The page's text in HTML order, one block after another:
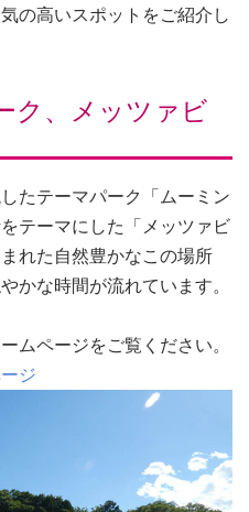
の高いスポットをご紹介し
ク、メッツァビ
たテーマパーク「ムーミン
テーマにした「メッツァビ
れた自然豊かなこの場所
かな時間が流れています。
ムページをご覧ください。
ジ